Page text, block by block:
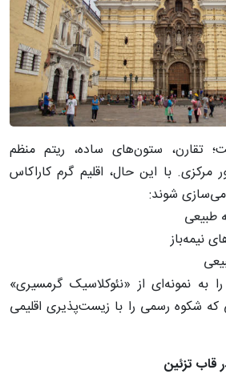
تقارن، ستون‌های ساده، ریتم منظم
مرکزی. با این حال، اقلیم گرم کاراکاس
شوند:
طبیعی
نیمه‌باز
به نمونه‌ای از «نئوکلاسیک گرمسیری»
شکوه رسمی را با زیست‌پذیری اقلیمی
قاب تزئین